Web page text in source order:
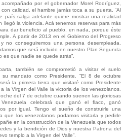
por el gobernador Morel Rodríguez,
calidad, el hambre jamás toca a su puerta. “Al
país salga adelante quiere mostrar una realidad
la violencia. Acá tenemos reservas para más
dar beneficio al pueblo, en nada, porque éste
A partir de 2013 en el Gobierno del Progreso
no conseguiremos una persona desempleada,
que será incluido en nuestro Plan Segunda
es que nadie se quede atrás”.
también se comprometió a visitar el suelo
mandato como Presidente. “El 8 de octubre
la primera tierra que visitaré como Presidente
la Virgen del Valle la victoria de los venezolanos.
del 7 de octubre cuando suenen las gloriosas
celebrará que ganó el flaco, ganó
por igual. Tengo el sueño de construirle una
que los venezolanos podamos visitarla y pedirle
en la construcción de la Venezuela que todos
y la bendición de Dios y nuestra Patrona del
templo a la Virgen del Valle”.